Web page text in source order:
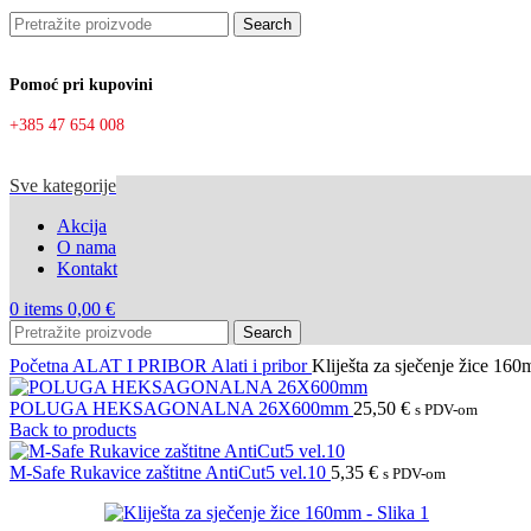
Search
Pomoć pri kupovini
+385 47 654 008
Sve kategorije
Akcija
O nama
Kontakt
0 items 0,00 €
Search
Početna ALAT I PRIBOR Alati i priborKliješta za sječenje žice
POLUGA HEKSAGONALNA 26X600mm 25,50 € s PDV-om
Back to products
M-Safe Rukavice zaštitne AntiCut5 vel.10 5,35 € s PDV-om